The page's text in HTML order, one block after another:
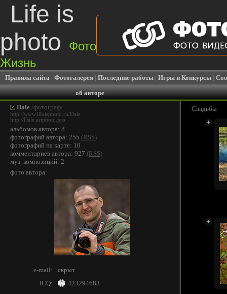
Life is
photo
Фото
Жизнь
Правила сайта | Фотогалерея | Последние работы | Игры и Конкурсы |
об авторе
Dale /фотограф/
http://www.lifeisphoto.ru/Dale
http://Dale.artphoto.pro
альбомов автора: 8
фотографий автора: 255 (RSS)
фотографий на карте: 10
комментариев автора: 927 (RSS)
муз. композиций: 2
фото автора:
e-mail:
скрыт
ICQ:
423294683
Свадьбы